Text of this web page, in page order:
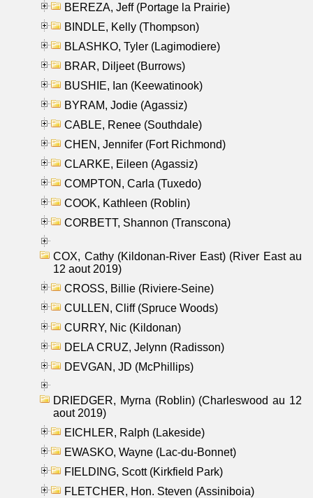
BEREZA, Jeff (Portage la Prairie)
BINDLE, Kelly (Thompson)
BLASHKO, Tyler (Lagimodiere)
BRAR, Diljeet (Burrows)
BUSHIE, Ian (Keewatinook)
BYRAM, Jodie (Agassiz)
CABLE, Renee (Southdale)
CHEN, Jennifer (Fort Richmond)
CLARKE, Eileen (Agassiz)
COMPTON, Carla (Tuxedo)
COOK, Kathleen (Roblin)
CORBETT, Shannon (Transcona)
COX, Cathy (Kildonan-River East) (River East au
12 aout 2019)
CROSS, Billie (Riviere-Seine)
CULLEN, Cliff (Spruce Woods)
CURRY, Nic (Kildonan)
DELA CRUZ, Jelynn (Radisson)
DEVGAN, JD (McPhillips)
DRIEDGER, Myrna (Roblin) (Charleswood au 12
aout 2019)
EICHLER, Ralph (Lakeside)
EWASKO, Wayne (Lac-du-Bonnet)
FIELDING, Scott (Kirkfield Park)
FLETCHER, Hon. Steven (Assiniboia)